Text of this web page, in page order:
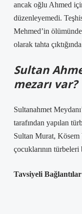
ancak oğlu Ahmed
düzenleyemedi.
Mehmed’in
olarak tahta
Sultan
mezarı var?
Sultanahmet
tarafından yapılan
Sultan Murat, Kösem
çocuklarının türbeleri
Tavsiyeli